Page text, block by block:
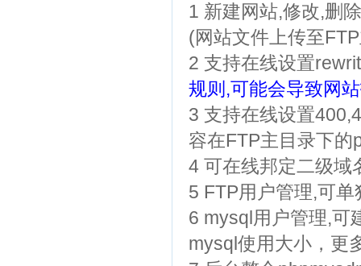
1 新建网站,修改,删
(网站文件上传至
2 支持在线设置
规则,可能会导致网
3 支持在线设置
容在FTP主目录下
4 可在线邦定二级域
5 FTP用户管理,可
6 mysql用户管理,可
mysql使用大小，更